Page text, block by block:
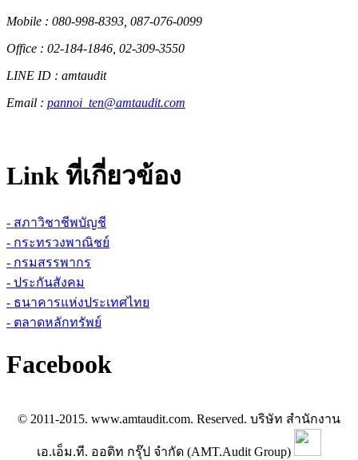
Mobile : 080-998-8393, 087-076-0099
Office : 02-184-1846, 02-309-3550
LINE ID : amtaudit
Email : pannoi_ten@amtaudit.com
Link ที่เกี่ยวข้อง
- สภาวิชาชีพบัญชี
- กระทรวงพาณิชย์
- กรมสรรพากร
- ประกันสังคม
- ธนาคารแห่งประเทศไทย
- ตลาดหลักทรัพย์
Facebook
© 2011-2015. www.amtaudit.com. Reserved. บริษัท สำนักงาน
เอ.เอ็ม.ที. ออดิท กรุ๊ป จำกัด (AMT.Audit Group)